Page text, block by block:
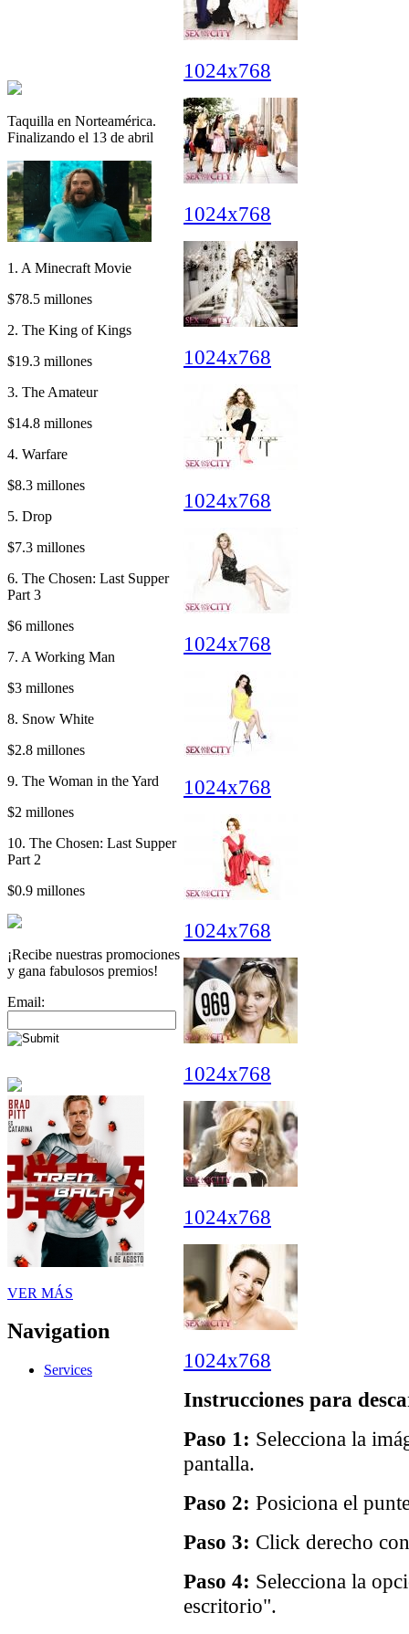
Taquilla en Norteamérica.
Finalizando el 13 de abril
1. A Minecraft Movie
$78.5 millones
2. The King of Kings
$19.3 millones
3. The Amateur
$14.8 millones
4. Warfare
$8.3 millones
5. Drop
$7.3 millones
6. The Chosen: Last Supper
Part 3
$6 millones
7. A Working Man
$3 millones
8. Snow White
$2.8 millones
9. The Woman in the Yard
$2 millones
10. The Chosen: Last Supper
Part 2
$0.9 millones
¡Recibe nuestras promociones
y gana fabulosos premios!
Email:
VER MÁS
Navigation
Services
1024x768
1024x768
1024x768
1024x768
1024x768
1024x768
1024x768
1024x768
1024x768
1024x768
Instrucciones para
Paso 1: Selecciona la
pantalla.
Paso 2: Posiciona el
Paso 3: Click derecho
Paso 4: Selecciona la
escritorio".